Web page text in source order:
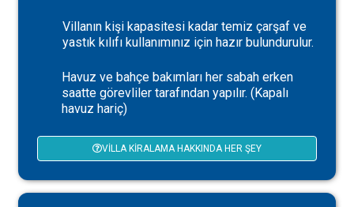
Villanın kişi kapasitesi kadar temiz çarşaf ve
yastık kılıfı kullanımınız için hazır bulundurulur.
Havuz ve bahçe bakımları her sabah erken
saatte görevliler tarafından yapılır. (Kapalı
havuz hariç)
VILLA KIRALAMA HAKKINDA HER ŞEY